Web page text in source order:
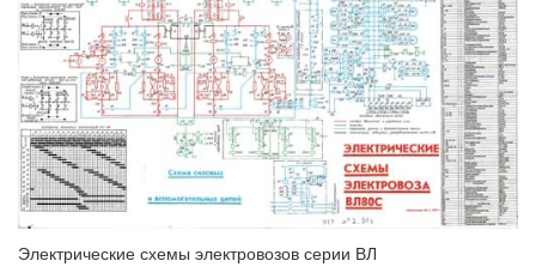
Электрические схемы электровозов серии ВЛ